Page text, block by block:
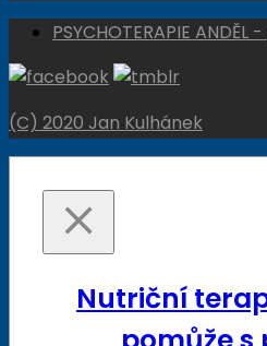
PSYCHOTERAPIE
(C) 2020 Jan Kulhánek
Nutriční